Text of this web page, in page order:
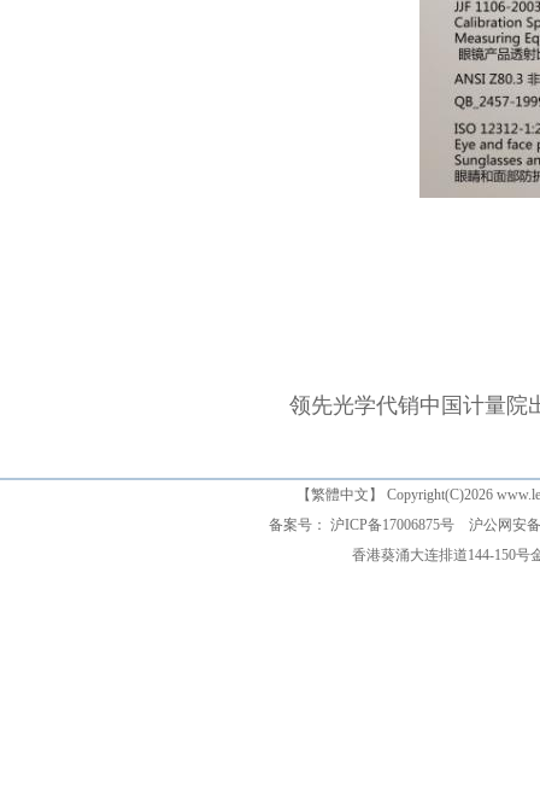
领先光学代销中国计量院
【繁體中文 】 Copyright(C)2026
备案号： 沪ICP备17006875号
沪公网安
香港葵涌大连排道144-150号